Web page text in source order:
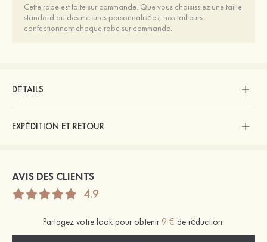
Cette robe est faite sur commande. Que vous choisissiez une taille
standard ou des mesures personnalisées, nos tailleurs
confectionnent chaque robe sur commande.
DÉTAILS
EXPÉDITION ET RETOUR
AVIS DES CLIENTS
4.9
Partagez votre look pour obtenir 9 € de réduction.